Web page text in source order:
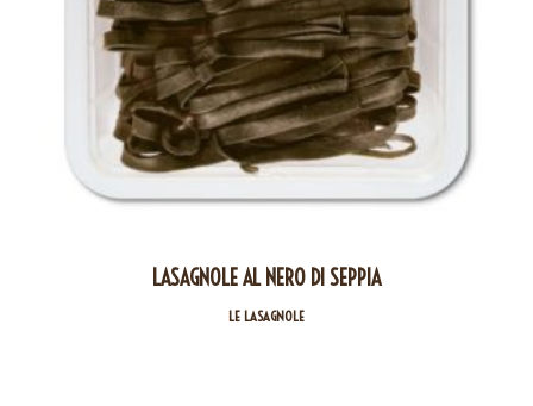
LASAGNOLE AL NERO DI SEPPIA
LE LASAGNOLE